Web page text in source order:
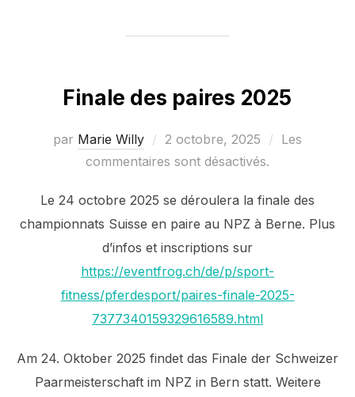
Finale des paires 2025
par Marie Willy
Publié
le
2 octobre, 2025
Les
commentaires sont désactivés.
Le 24 octobre 2025 se déroulera la finale des
championnats Suisse en paire au NPZ à Berne. Plus
d’infos et inscriptions sur
https://eventfrog.ch/de/p/sport-
fitness/pferdesport/paires-finale-2025-
7377340159329616589.html
Am 24. Oktober 2025 findet das Finale der Schweizer
Paarmeisterschaft im NPZ in Bern statt. Weitere